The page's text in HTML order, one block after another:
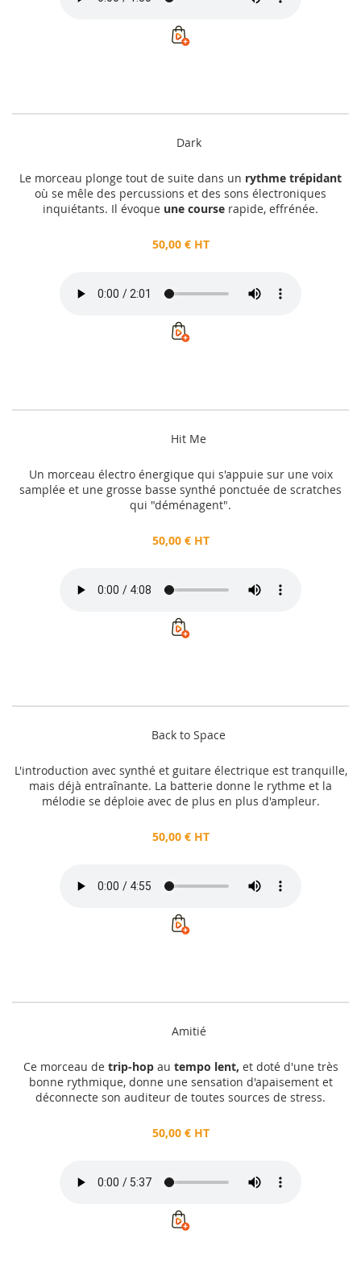
Dark
Le morceau plonge tout de suite dans un rythme trépidant
où se mêle des percussions et des sons électroniques
inquiétants. Il évoque une course rapide, effrénée.
50,00 € HT
Hit Me
Un morceau électro énergique qui s'appuie sur une voix
samplée et une grosse basse synthé ponctuée de scratches
qui "déménagent".
50,00 € HT
Back to Space
L'introduction avec synthé et guitare électrique est tranquille,
mais déjà entraînante. La batterie donne le rythme et la
mélodie se déploie avec de plus en plus d'ampleur.
50,00 € HT
Amitié
Ce morceau de trip-hopau tempo lent, et doté d'une très
bonne rythmique, donne une sensation d'apaisement et
déconnecte son auditeur de toutes sources de stress.
50,00 € HT